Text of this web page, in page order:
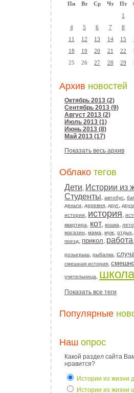
Пн Вт Ср Чт Пт
1
4
5 6 7 8
11
12 13 14 15
18
19 20 21 22
25
26 27 28 29
Архив новостей
Октябрь 2013 (2)
Сентябрь 2013 (9)
Август 2013 (2)
Июль 2013 (1)
Июнь 2013 (8)
Май 2013 (17)
Показать весь архив
Облако тегов
Дети, Истории из
Студенты, автобус,
деньги, деревня, друг,
истории, история,
квартира, кот, кошка, лето
магазин, мама, муж, отдых,
поезд, прикол, работа,
розыгрыш, рыбалка,
смешная история,
учительница, школа
Показать все теги
Популярные
Наш опрос
Какой раздел сайта
нравится?
Истории из жизни
Истории из жизни